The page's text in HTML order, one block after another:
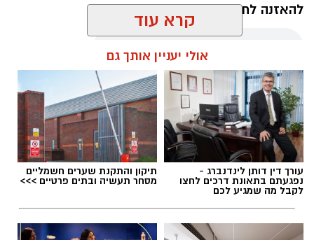
להאזנה לתוכן:
עופר אשטוקר / 11:52 06.08.26
תגים:מדרחוב רוגוזין אשדוד
קרא עוד
אולי יעניין אותך גם
עורך דין דותן לינדנברג -
נפגעתם בתאונת דרכים לחצו
לקבל מה שמגיע לכם
תיקון והתקנת שערים חשמליים
מסחר תעשיה ובתים פרטיים >>>